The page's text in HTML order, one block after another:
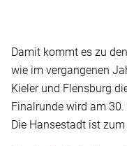
Damit kommt es zu
wie im vergangenen
Kieler und Flensburg
Finalrunde wird am
Die Hansestadt ist